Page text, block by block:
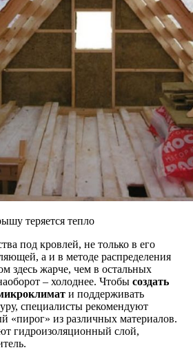
теряется тепло
под кровлей, не только в его
а и в методе распределения
здесь жарче, чем в остальных
– холоднее. Чтобы создать
и поддерживать
специалисты рекомендуют
«пирог» из различных материалов.
гидроизоляционный слой,